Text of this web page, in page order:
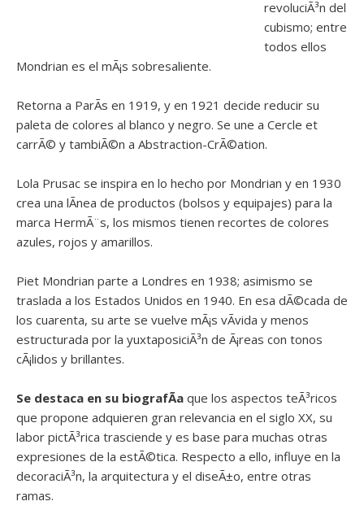
revoluciÃ³n del
cubismo; entre
todos ellos
Mondrian es el mÃ¡s sobresaliente.
Retorna a ParÃ­s en 1919, y en 1921 decide reducir su
paleta de colores al blanco y negro. Se une a Cercle et
carrÃ© y tambiÃ©n a Abstraction-CrÃ©ation.
Lola Prusac se inspira en lo hecho por Mondrian y en 1930
crea una lÃ­nea de productos (bolsos y equipajes) para la
marca HermÃ¨s, los mismos tienen recortes de colores
azules, rojos y amarillos.
Piet Mondrian parte a Londres en 1938; asimismo se
traslada a los Estados Unidos en 1940. En esa dÃ©cada de
los cuarenta, su arte se vuelve mÃ¡s vÃ­vida y menos
estructurada por la yuxtaposiciÃ³n de Ã¡reas con tonos
cÃ¡lidos y brillantes.
Se destaca en su biografÃ­a que los aspectos teÃ³ricos
que propone adquieren gran relevancia en el siglo XX, su
labor pictÃ³rica trasciende y es base para muchas otras
expresiones de la estÃ©tica. Respecto a ello, influye en la
decoraciÃ³n, la arquitectura y el diseÃ±o, entre otras
ramas.